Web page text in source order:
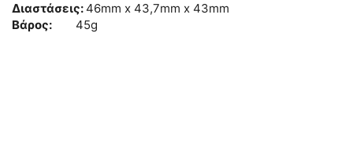
Διαστάσεις:46mm x 43,7mm x 43mm
Βάρος: 45g